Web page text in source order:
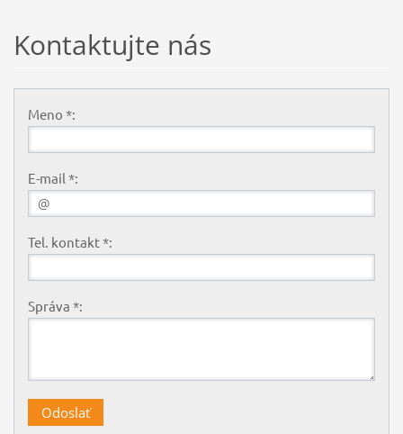
Kontaktujte nás
Meno *:
E-mail *:
Tel. kontakt *:
Správa *: